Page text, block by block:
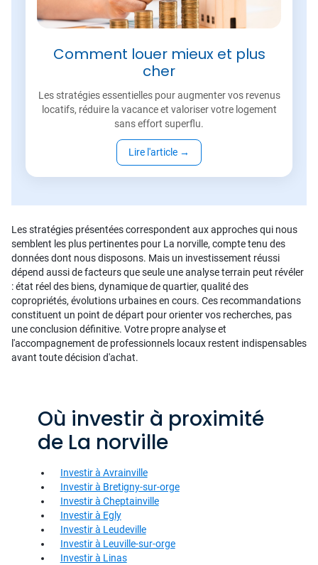
Comment louer mieux et plus
cher
Les stratégies essentielles pour augmenter vos revenus
locatifs, réduire la vacance et valoriser votre logement
sans effort superflu.
Lire l'article →
Les stratégies présentées correspondent aux approches qui nous
semblent les plus pertinentes pour La norville, compte tenu des
données dont nous disposons. Mais un investissement réussi
dépend aussi de facteurs que seule une analyse terrain peut révéler
: état réel des biens, dynamique de quartier, qualité des
copropriétés, évolutions urbaines en cours. Ces recommandations
constituent un point de départ pour orienter vos recherches, pas
une conclusion définitive. Votre propre analyse et
l'accompagnement de professionnels locaux restent indispensables
avant toute décision d'achat.
Où investir à proximité
de La norville
Investir à Avrainville
Investir à Bretigny-sur-orge
Investir à Cheptainville
Investir à Egly
Investir à Leudeville
Investir à Leuville-sur-orge
Investir à Linas